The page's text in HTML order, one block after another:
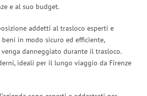
e al suo budget.
addetti al trasloco esperti e
in modo sicuro ed efficiente,
danneggiato durante il trasloco.
ideali per il lungo viaggio da Firenze